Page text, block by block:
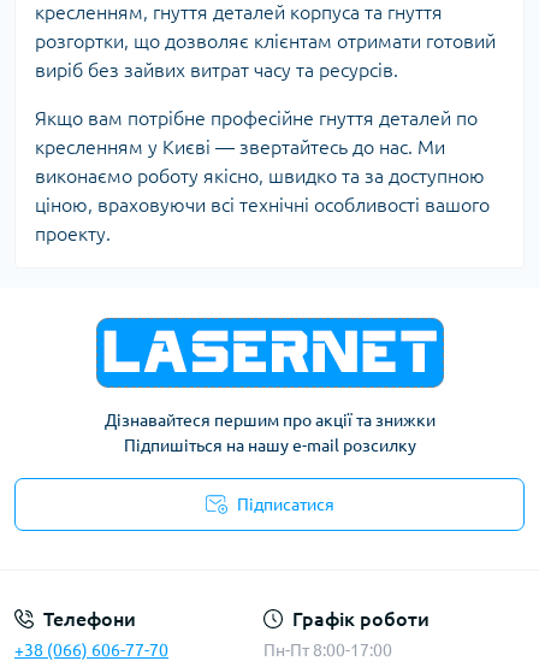
кресленням, гнуття деталей корпуса та гнуття
розгортки, що дозволяє клієнтам отримати готовий
виріб без зайвих витрат часу та ресурсів.
Якщо вам потрібне професійне гнуття деталей по
кресленням у Києві — звертайтесь до нас. Ми
виконаємо роботу якісно, швидко та за доступною
ціною, враховуючи всі технічні особливості вашого
проекту.
Дізнавайтеся першим про акції та знижки
Підпишіться на нашу e-mail розсилку
Підписатися
Телефони
+38 (066) 606-77-70
Графік роботи
Пн-Пт 8:00-17:00